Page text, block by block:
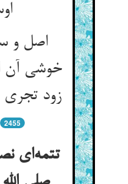
اصل و
خوشی
زود تجری
2455
تتمه‌ای